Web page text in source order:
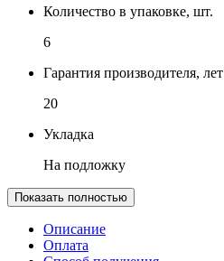
Количество в упаковке, шт.
6
Гарантия производителя, лет
20
Укладка
На подложку
Показать полностью
Описание
Оплата